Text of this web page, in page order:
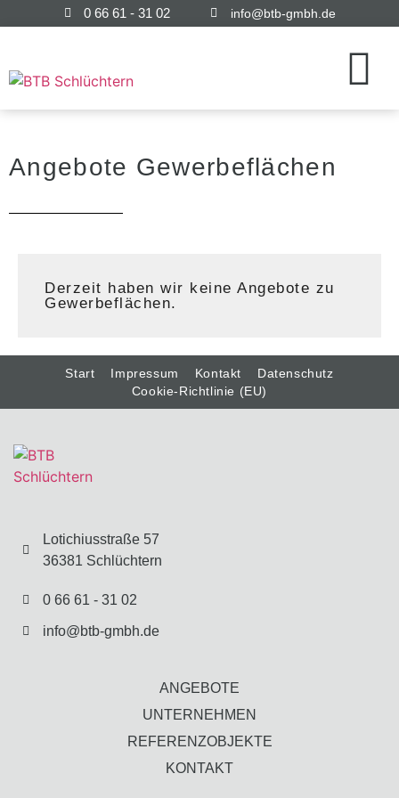
0 66 61 - 31 02 info@btb-gmbh.de
Angebote Gewerbeflächen
Derzeit haben wir keine Angebote zu
Gewerbeflächen.
Start Impressum Kontakt
Datenschutz
Cookie-Richtlinie (EU)
Lotichiusstraße 57
36381 Schlüchtern
0 66 61 - 31 02
info@btb-gmbh.de
ANGEBOTE
UNTERNEHMEN
REFERENZOBJEKTE
KONTAKT